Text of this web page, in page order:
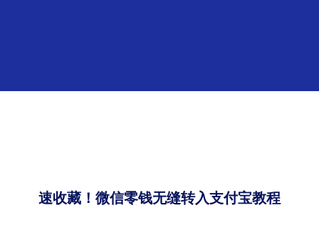
速收藏！微信零钱无缝转入支付宝教程